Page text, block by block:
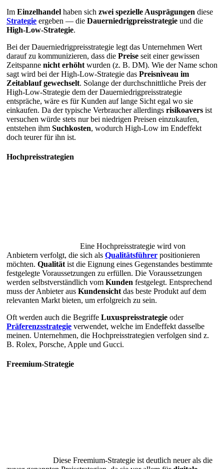
Im Einzelhandel haben sich zwei spezielle Ausprägungen diese
Strategie ergeben — die Dauerniedrigpreisstrategie und die
High-Low-Strategie.
Bei der Dauerniedrigpreisstrategie legt das Unternehmen Wert
darauf zu kommunizieren, dass die Preise seit einer gewissen
Zeitspanne nicht erhöht wurden (z. B. DM). Wie der Name schon
sagt wird bei der High-Low-Strategie das Preisniveau im
Zeitablauf gewechselt. Solange der durchschnittliche Preis der
High-Low-Strategie dem der Dauerniedrigpreisstrategie
entspräche, wäre es für Kunden auf lange Sicht egal wo sie
einkaufen. Da der typische Verbraucher allerdings risikoavers ist
versuchen würde stets nur bei niedrigen Preisen einzukaufen,
entstehen ihm Suchkosten, wodurch High-Low im Endeffekt
doch teurer für ihn ist.
Hochpreisstrategien
Eine Hochpreisstrategie wird von
Anbietern verfolgt, die sich als Qualitätsführer positionieren
möchten. Qualität ist die Eignung eines Gegenstandes bestimmte
festgelegte Voraussetzungen zu erfüllen. Die Voraussetzungen
werden selbstverständlich vom Kunden festgelegt. Entsprechend
muss der Anbieter aus Kundensicht das beste Produkt auf dem
relevanten Markt bieten, um erfolgreich zu sein.
Oft werden auch die Begriffe Luxuspreisstrategie oder
Präferenzsstrategie verwendet, welche im Endeffekt dasselbe
meinen. Unternehmen, die Hochpreisstrategien verfolgen sind z.
B. Rolex, Porsche, Apple und Gucci.
Freemium-Strategie
Diese Freemium-Strategie ist deutlich neuer als die